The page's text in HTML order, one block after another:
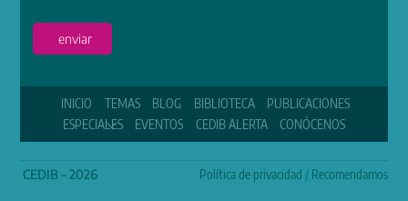
enviar
INICIO TEMAS BLOG BIBLIOTECA
PUBLICACIONES
ESPECIALES
EVENTOS CEDIB ALERTA CONÓCENOS
CEDIB – 2026 Política de privacidad / Recomendamos